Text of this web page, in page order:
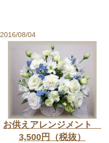
2016/08/04
お供えアレンジメント
3,500円（税抜）